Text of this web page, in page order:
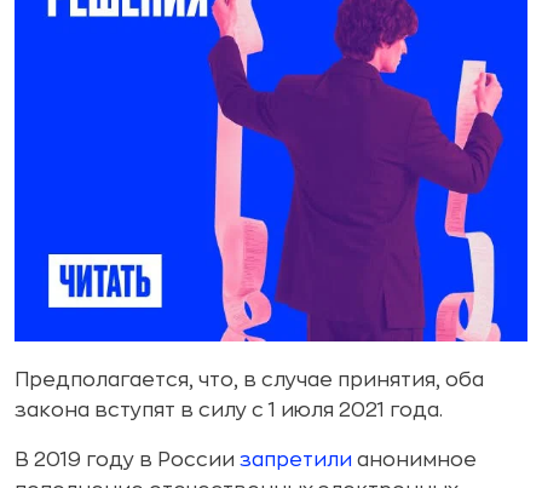
Предполагается, что, в случае принятия, оба
закона вступят в силу с 1 июля 2021 года.
В 2019 году в России запретили анонимное